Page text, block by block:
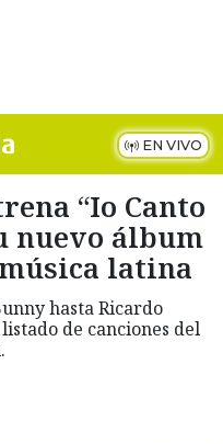
EN VIVO
“Io Canto
nuevo álbum
latina
hasta Ricardo
de canciones del